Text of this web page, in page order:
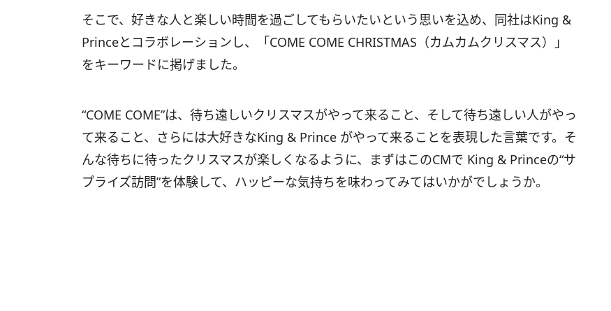
そこで、好きな人と楽しい時間を過ごしてもらいたいという思いを込め、同社はKing &
Princeとコラボレーションし、「COME COME CHRISTMAS（カムカムクリスマス）」
をキーワードに掲げました。
“COME COME”は、待ち遠しいクリスマスがやって来ること、そして待ち遠しい人がやっ
て来ること、さらには大好きなKing & Prince がやって来ることを表現した言葉です。そ
んな待ちに待ったクリスマスが楽しくなるように、まずはこのCMで King & Princeの“サ
プライズ訪問”を体験して、ハッピーな気持ちを味わってみてはいかがでしょうか。